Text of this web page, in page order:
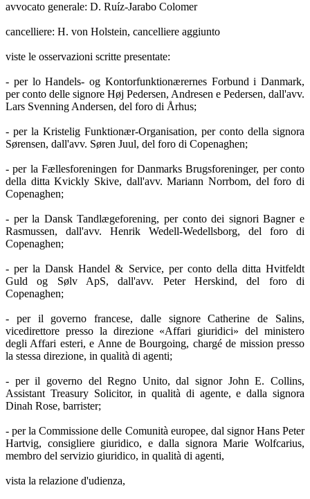
avvocato generale: D. Ruíz-Jarabo Colomer
cancelliere: H. von Holstein, cancelliere aggiunto
viste le osservazioni scritte presentate:
- per lo Handels- og Kontorfunktionærernes Forbund i Danmark,
per conto delle signore Høj Pedersen, Andresen e Pedersen, dall'avv.
Lars Svenning Andersen, del foro di Århus;
- per la Kristelig Funktionær-Organisation, per conto della signora
Sørensen, dall'avv. Søren Juul, del foro di Copenaghen;
- per la Fællesforeningen for Danmarks Brugsforeninger, per conto
della ditta Kvickly Skive, dall'avv. Mariann Norrbom, del foro di
Copenaghen;
- per la Dansk Tandlægeforening, per conto dei signori Bagner e
Rasmussen, dall'avv. Henrik Wedell-Wedellsborg, del foro di
Copenaghen;
- per la Dansk Handel & Service, per conto della ditta Hvitfeldt
Guld og Sølv ApS, dall'avv. Peter Herskind, del foro di
Copenaghen;
- per il governo francese, dalle signore Catherine de Salins,
vicedirettore presso la direzione «Affari giuridici» del ministero
degli Affari esteri, e Anne de Bourgoing, chargé de mission presso
la stessa direzione, in qualità di agenti;
- per il governo del Regno Unito, dal signor John E. Collins,
Assistant Treasury Solicitor, in qualità di agente, e dalla signora
Dinah Rose, barrister;
- per la Commissione delle Comunità europee, dal signor Hans Peter
Hartvig, consigliere giuridico, e dalla signora Marie Wolfcarius,
membro del servizio giuridico, in qualità di agenti,
vista la relazione d'udienza,